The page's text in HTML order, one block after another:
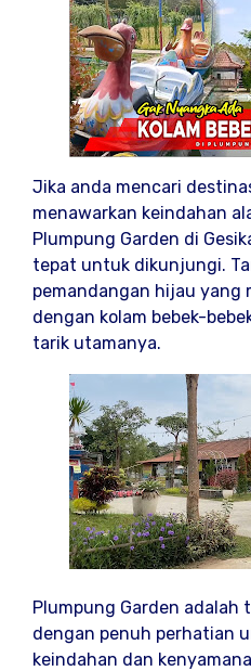
Jika anda mencari
menawarkan keindahan
Plumpung Garden di
tepat untuk dikunjungi.
pemandangan hijau yang
dengan kolam bebek-
tarik utamanya.
Plumpung Garden adalah
dengan penuh perhatian
keindahan dan